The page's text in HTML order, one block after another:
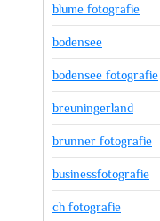
blume fotografie
bodensee
bodensee fotografie
breuningerland
brunner fotografie
businessfotografie
ch fotografie